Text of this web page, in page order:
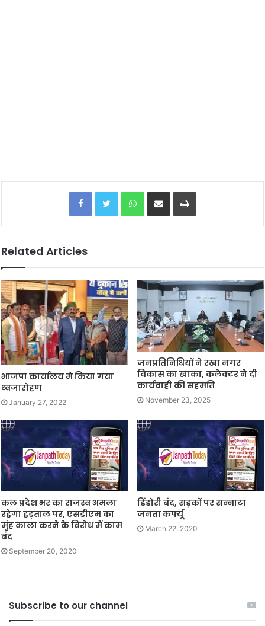
Facebook Twitter WhatsApp
Related Articles
भाजपा कार्यालय मे किया गया
ध्वजारोहण
January 27, 2022
जनप्रतिनिधियों ने रखा नगर
विकास का खाका, कलेक्टर ने दी
कार्यवाही की सहमति
November 23, 2025
कल प्रदेश भर का राजस्व अमला
रहेगा हड़ताल पर, एसडीएम का
मुंह काला करने के विरोध में काम
बंद
September 20, 2020
डिंडोरी बंद, सड़कों पर सन्नाटा
जनता कर्फ्यू
March 22, 2020
Subscribe to our channel